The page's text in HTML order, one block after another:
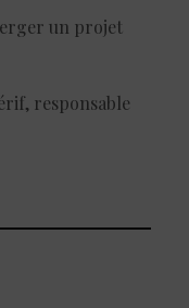
un projet
responsable